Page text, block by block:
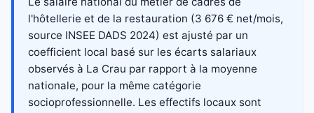
l'hôtellerie et de la restauration (3 676 € net/mois,
source INSEE DADS 2024) est ajusté par un
coefficient local basé sur les écarts salariaux
observés à La Crau par rapport à la moyenne
nationale, pour la même catégorie
socioprofessionnelle. Les effectifs locaux sont